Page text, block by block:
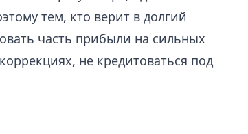
тем, кто верит в долгий
часть прибыли на сильных
не кредитоваться под